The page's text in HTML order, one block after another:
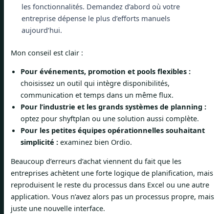
les fonctionnalités. Demandez d’abord où votre
entreprise dépense le plus d’efforts manuels
aujourd’hui.
Mon conseil est clair :
Pour événements, promotion et pools flexibles :
choisissez un outil qui intègre disponibilités,
communication et temps dans un même flux.
Pour l’industrie et les grands systèmes de planning :
optez pour shyftplan ou une solution aussi complète.
Pour les petites équipes opérationnelles souhaitant
simplicité : examinez bien Ordio.
Beaucoup d’erreurs d’achat viennent du fait que les
entreprises achètent une forte logique de planification, mais
reproduisent le reste du processus dans Excel ou une autre
application. Vous n’avez alors pas un processus propre, mais
juste une nouvelle interface.